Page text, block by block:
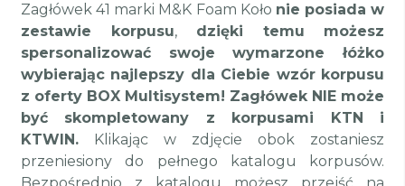
Zagłówek 41 marki M&K Foam Koło nie posiada w
zestawie korpusu, dzięki temu
możesz
spersonalizować swoje wymarzone łóżko
wybierając najlepszy dla Ciebie wzór korpusu
z oferty BOX Multisystem! Zagłówek NIE może
być skompletowany z korpusami KTN i
KTWIN. Klikając w zdjęcie obok zostaniesz
przeniesiony do pełnego katalogu korpusów.